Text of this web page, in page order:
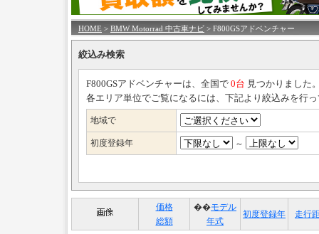
HOME > BMW Motorrad 中古車ナビ > F800GSアドベンチャー
絞込み検索
F800GSアドベンチャーは、全国で 0台 見つかりました
各エリア単位でご覧になるには、下記より絞込みを行
地域で
初度登録年 ～
価格
総額
��モデル
年式
初度登録年 走行